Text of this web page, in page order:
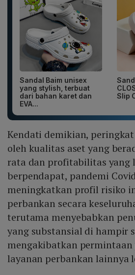
Sandal Baim unisex
yang stylish, terbuat
dari bahan karet dan
EVA...
Slip
Kendati demikian,
oleh kualitas aset yang
rata dan profitabilitas yang
berpendapat, pandemi
meningkatkan profil risiko
perbankan secara
terutama menyebabkan
yang substansial di hampir
mengakibatkan
layanan perbankan lainnya